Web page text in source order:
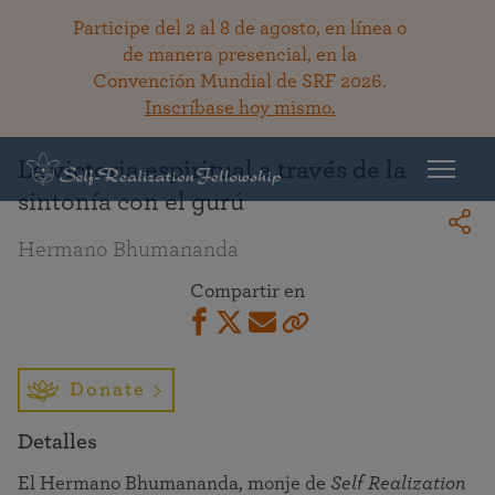
Participe del 2 al 8 de agosto, en línea o
de manera presencial, en la
Convención Mundial de SRF 2026.
Inscríbase hoy mismo.
Regresar a la bibioteca
La victoria espiritual a través de la
sintonía con el gurú
Hermano Bhumananda
Compartir en
Donate
Detalles
El Hermano Bhumananda, monje de Self Realization